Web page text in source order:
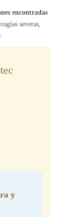
encontradas
severas,
y